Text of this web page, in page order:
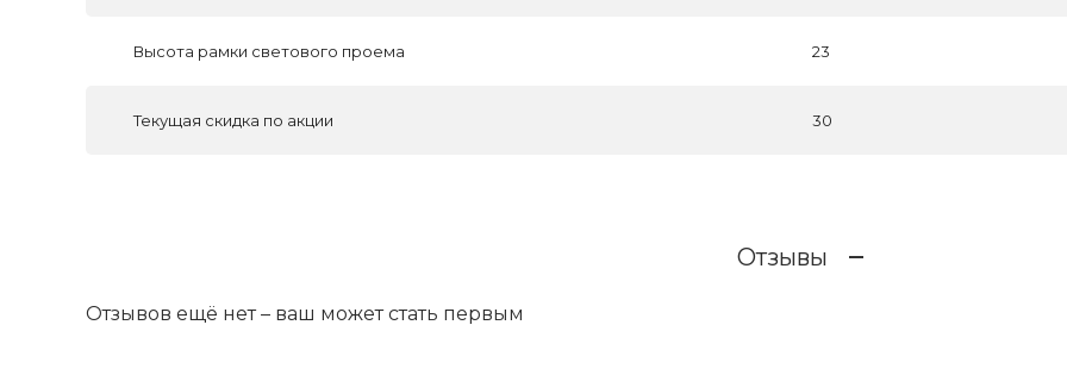
Высота рамки светового проема 23
Текущая скидка по акции 30
Отзывы
Отзывов ещё нет – ваш может стать первым